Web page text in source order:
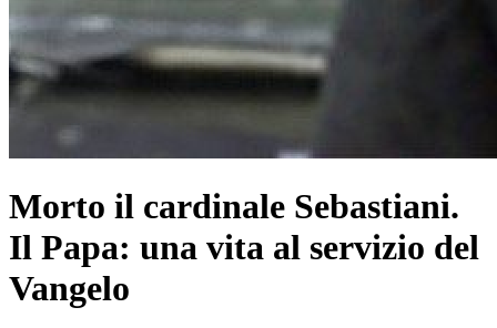
Morto il cardinale Sebastiani.
Il Papa: una vita al servizio del
Vangelo